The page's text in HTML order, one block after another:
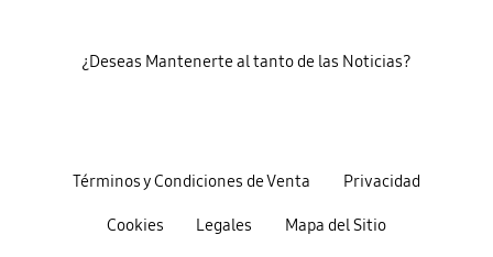
Términos y Condiciones de Venta Privacidad
Cookies Legales Mapa del Sitio
¿Deseas Mantenerte al tanto de las Noticias?